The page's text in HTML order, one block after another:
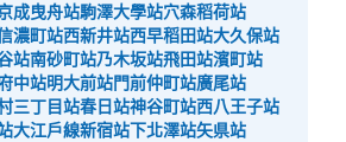
成曳舟站駒澤大學站穴森稻荷站
濃町站西新井站西早稻田站大久保站
站南砂町站乃木坂站飛田站濱町站
中站明大前站門前仲町站廣尾站
三丁目站春日站神谷町站西八王子站
大江戶線新宿站下北澤站矢県站